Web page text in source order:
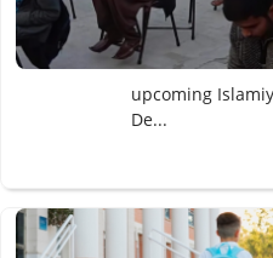
upcoming
De...